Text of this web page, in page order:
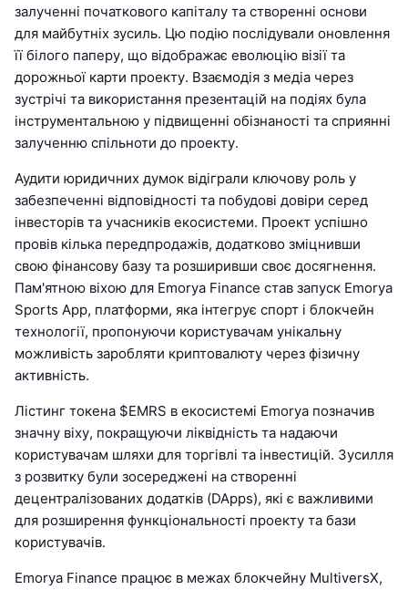
залученні початкового капіталу та створенні основи
для майбутніх зусиль. Цю подію послідували оновлення
її білого паперу, що відображає еволюцію візії та
дорожньої карти проекту. Взаємодія з медіа через
зустрічі та використання презентацій на подіях була
інструментальною у підвищенні обізнаності та сприянні
залученню спільноти до проекту.
Аудити юридичних думок відіграли ключову роль у
забезпеченні відповідності та побудові довіри серед
інвесторів та учасників екосистеми. Проект успішно
провів кілька передпродажів, додатково зміцнивши
свою фінансову базу та розширивши своє досягнення.
Пам'ятною віхою для Emorya Finance став запуск Emorya
Sports App, платформи, яка інтегрує спорт і блокчейн
технології, пропонуючи користувачам унікальну
можливість заробляти криптовалюту через фізичну
активність.
Лістинг токена $EMRS в екосистемі Emorya позначив
значну віху, покращуючи ліквідність та надаючи
користувачам шляхи для торгівлі та інвестицій. Зусилля
з розвитку були зосереджені на створенні
децентралізованих додатків (DApps), які є важливими
для розширення функціональності проекту та бази
користувачів.
Emorya Finance працює в межах блокчейну MultiversX,